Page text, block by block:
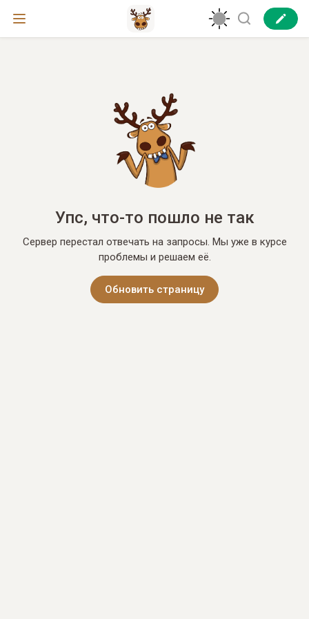
Упс, что-то пошло не так
Сервер перестал отвечать на запросы. Мы уже в курсе
проблемы и решаем её.
Обновить страницу